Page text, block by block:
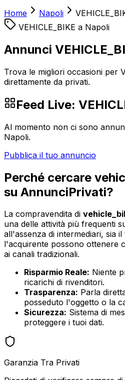
Home Napoli
VEHICLE_BIKE a Napoli
Annunci
Trova le migliori occasioni per
direttamente da privati.
Feed Live:
Al momento non ci sono
Napoli.
Pubblica il tuo annuncio
Perché cercare
su AnnunciPrivati?
La compravendita di
una delle attività più frequenti
all'assenza di intermediari, sia
l'acquirente possono ottenere
ai canali tradizionali.
Risparmio Reale: Niente
ricarichi di rivenditori.
Trasparenza: Parla
posseduto l'oggetto o la
Sicurezza: Sistema di
proteggere i tuoi dati.
Garanzia Tra Privati